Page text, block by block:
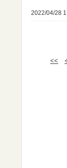
2022/04/28
<<